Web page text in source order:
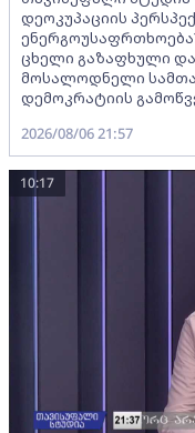
დეოკუპაციის
ცხელი გაზაფხული
მოსალოდნელი
დემოკრატიის
2026/08/06 21:57
10:17